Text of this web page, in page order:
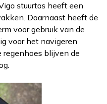
stuurtas heeft een
Daarnaast heeft de
voor gebruik van de
voor het navigeren
blijven de